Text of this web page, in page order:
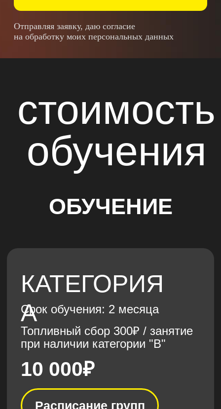
20 300₽
Расписание групп
Топливный сбор 1000₽ / занятие
КАТЕГОРИЯ
10 000₽
Записаться
при наличии категории "В"
Расписание групп